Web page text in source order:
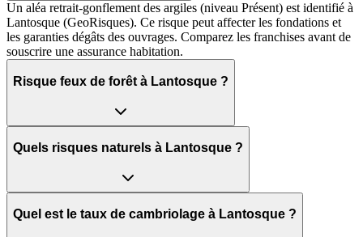
Un aléa retrait-gonflement des argiles (niveau Présent) est identifié à
Lantosque (GeoRisques). Ce risque peut affecter les fondations et
les garanties dégâts des ouvrages. Comparez les franchises avant de
souscrire une assurance habitation.
Risque feux de forêt à Lantosque ?
Quels risques naturels à Lantosque ?
Quel est le taux de cambriolage à Lantosque ?